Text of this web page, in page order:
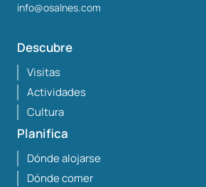
info@osalnes.com
Descubre
Visitas
Actividades
Cultura
Planifica
Dónde alojarse
Dónde comer